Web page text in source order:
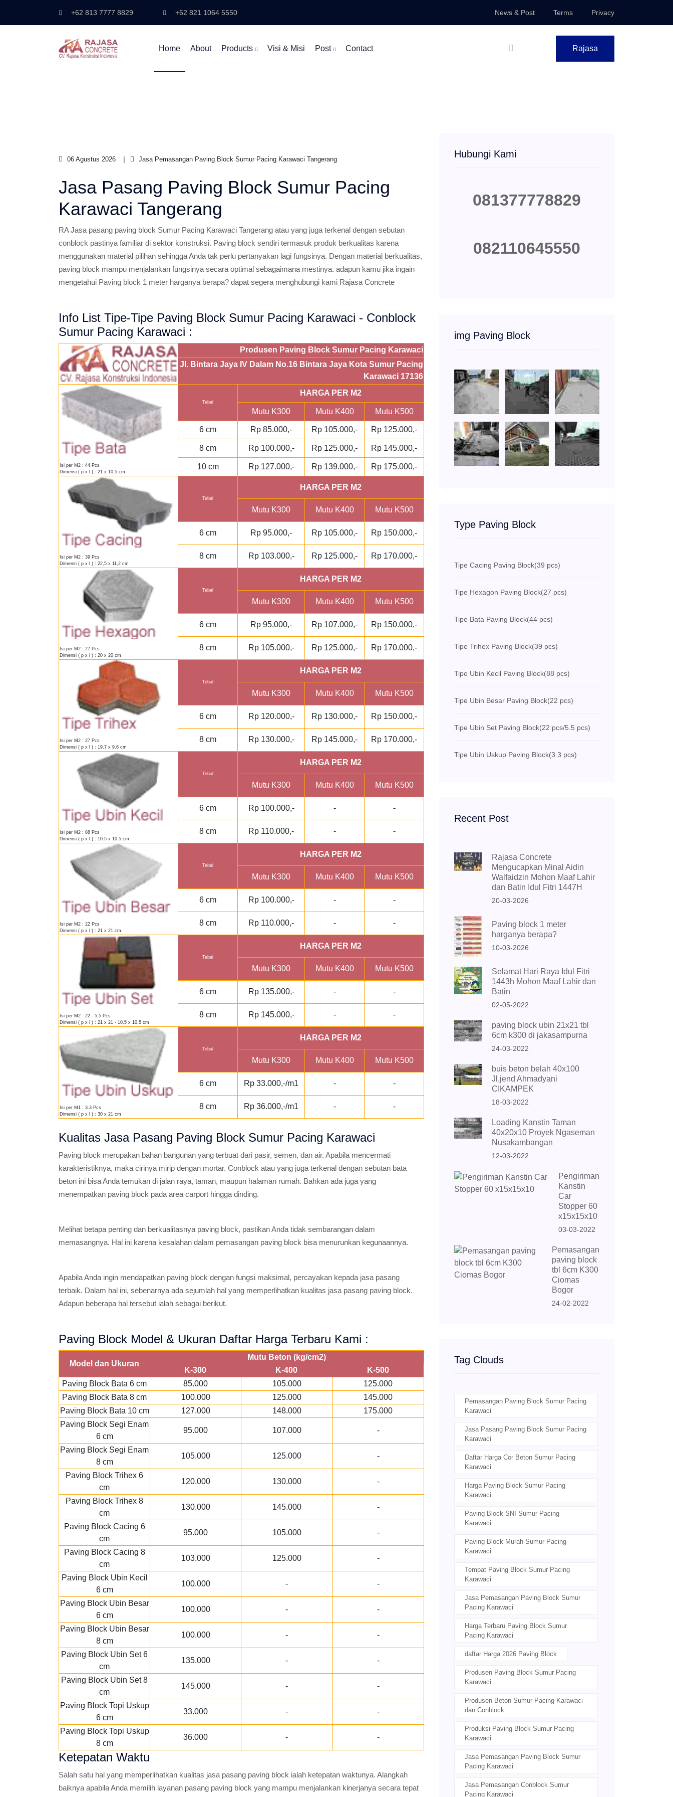
+62 813 7777 8829 +62 821 1064 5550 News & Post Terms Privacy
Home About Products Visi & Misi Post Contact Rajasa
06 Agustus 2026 Jasa Pemasangan Paving Block Sumur Pacing Karawaci Tangerang
Jasa Pasang Paving Block Sumur Pacing
Karawaci Tangerang
RA Jasa pasang paving block Sumur Pacing Karawaci Tangerang atau yang juga terkenal dengan sebutan
conblock pastinya familiar di sektor konstruksi. Paving block sendiri termasuk produk berkualitas karena
menggunakan material pilihan sehingga Anda tak perlu pertanyakan lagi fungsinya. Dengan material berkualitas,
paving block mampu menjalankan fungsinya secara optimal sebagaimana mestinya. adapun kamu jika ingain
mengetahui Paving block 1 meter harganya berapa? dapat segera menghubungi kami Rajasa Concrete
Info List Tipe-Tipe Paving Block Sumur Pacing Karawaci - Conblock
Sumur Pacing Karawaci :
Produsen Paving Block Sumur Pacing Karawaci
Jl. Bintara Jaya IV Dalam No.16 Bintara Jaya Kota Sumur Pacing
Karawaci 17136
Isi per M2 : 44 Pcs
Dimensi ( p x l ) : 21 x 10,5 cm
Tebal
HARGA PER M2
Mutu K300 Mutu K400 Mutu K500
6 cm Rp 85.000,- Rp 105.000,- Rp 125.000,-
8 cm Rp 100.000,- Rp 125.000,- Rp 145.000,-
10 cm Rp 127.000,- Rp 139.000,- Rp 175.000,-
Isi per M2 : 39 Pcs
Dimensi ( p x l ) : 22,5 x 11,2 cm
Tebal
HARGA PER M2
Mutu K300 Mutu K400 Mutu K500
6 cm Rp 95.000,- Rp 105.000,- Rp 150.000,-
8 cm Rp 103.000,- Rp 125.000,- Rp 170.000,-
Isi per M2 : 27 Pcs
Dimensi ( p x l ) : 20 x 20 cm
Tebal
HARGA PER M2
Mutu K300 Mutu K400 Mutu K500
6 cm Rp 95.000,- Rp 107.000,- Rp 150.000,-
8 cm Rp 105.000,- Rp 125.000,- Rp 170.000,-
Isi per M2 : 27 Pcs
Dimensi ( p x l ) : 19.7 x 9.6 cm
Tebal
HARGA PER M2
Mutu K300 Mutu K400 Mutu K500
6 cm Rp 120.000,- Rp 130.000,- Rp 150.000,-
8 cm Rp 130.000,- Rp 145.000,- Rp 170.000,-
Isi per M2 : 88 Pcs
Dimensi ( p x l ) : 10.5 x 10.5 cm
Tebal
HARGA PER M2
Mutu K300 Mutu K400 Mutu K500
6 cm Rp 100.000,- - -
8 cm Rp 110.000,- - -
Isi per M2 : 22 Pcs
Dimensi ( p x l ) : 21 x 21 cm
Tebal
HARGA PER M2
Mutu K300 Mutu K400 Mutu K500
6 cm Rp 100.000,- - -
8 cm Rp 110.000,- - -
Isi per M2 : 22 - 5.5 Pcs
Dimensi ( p x l ) : 21 x 21 - 10,5 x 10,5 cm
Tebal
HARGA PER M2
Mutu K300 Mutu K400 Mutu K500
6 cm Rp 135.000,- - -
8 cm Rp 145.000,- - -
Isi per M1 : 3.3 Pcs
Dimensi ( p x l ) : 30 x 21 cm
Tebal
HARGA PER M2
Mutu K300 Mutu K400 Mutu K500
6 cm Rp 33.000,-/m1 - -
8 cm Rp 36.000,-/m1 - -
Kualitas Jasa Pasang Paving Block Sumur Pacing Karawaci
Paving block merupakan bahan bangunan yang terbuat dari pasir, semen, dan air. Apabila mencermati
karakteristiknya, maka cirinya mirip dengan mortar. Conblock atau yang juga terkenal dengan sebutan bata
beton ini bisa Anda temukan di jalan raya, taman, maupun halaman rumah. Bahkan ada juga yang
menempatkan paving block pada area carport hingga dinding.
Melihat betapa penting dan berkualitasnya paving block, pastikan Anda tidak sembarangan dalam
memasangnya. Hal ini karena kesalahan dalam pemasangan paving block bisa menurunkan kegunaannya.
Apabila Anda ingin mendapatkan paving block dengan fungsi maksimal, percayakan kepada jasa pasang
terbaik. Dalam hal ini, sebenarnya ada sejumlah hal yang memperlihatkan kualitas jasa pasang paving block.
Adapun beberapa hal tersebut ialah sebagai berikut.
Paving Block Model & Ukuran Daftar Harga Terbaru Kami :
Model dan Ukuran
Mutu Beton (kg/cm2)
K-300
K-400
K-500
Paving Block Bata 6 cm
85.000 105.000
125.000
Paving Block Bata 8 cm
100.000 125.000
145.000
Paving Block Bata 10 cm
127.000 148.000
175.000
Paving Block Segi Enam
6 cm
95.000 107.000 -
Paving Block Segi Enam
8 cm
105.000 125.000 -
Paving Block Trihex 6
cm
120.000 130.000 -
Paving Block Trihex 8
cm
130.000 145.000 -
Paving Block Cacing 6
cm
95.000 105.000 -
Paving Block Cacing 8
cm
103.000 125.000 -
Paving Block Ubin Kecil
6 cm
100.000 - -
Paving Block Ubin Besar
6 cm
100.000 - -
Paving Block Ubin Besar
8 cm
100.000 - -
Paving Block Ubin Set 6
cm
135.000 - -
Paving Block Ubin Set 8
cm
145.000 - -
Paving Block Topi Uskup
6 cm
33.000 - -
Paving Block Topi Uskup
8 cm
36.000 - -
Ketepatan Waktu
Salah satu hal yang memperlihatkan kualitas jasa pasang paving block ialah ketepatan waktunya. Alangkah
baiknya apabila Anda memilih layanan pasang paving block yang mampu menjalankan kinerjanya secara tepat
Hubungi Kami
081377778829
082110645550
img Paving Block
Type Paving Block
Tipe Cacing Paving Block(39 pcs)
Tipe Hexagon Paving Block(27 pcs)
Tipe Bata Paving Block(44 pcs)
Tipe Trihex Paving Block(39 pcs)
Tipe Ubin Kecil Paving Block(88 pcs)
Tipe Ubin Besar Paving Block(22 pcs)
Tipe Ubin Set Paving Block(22 pcs/5.5 pcs)
Tipe Ubin Uskup Paving Block(3.3 pcs)
Recent Post
Rajasa Concrete
Mengucapkan Minal Aidin
Walfaidzin Mohon Maaf Lahir
dan Batin Idul Fitri 1447H
20-03-2026
Paving block 1 meter
harganya berapa?
10-03-2026
Selamat Hari Raya Idul Fitri
1443h Mohon Maaf Lahir dan
Batin
02-05-2022
paving block ubin 21x21 tbl
6cm k300 di jakasampurna
24-03-2022
buis beton belah 40x100
Jl.jend Ahmadyani
CIKAMPEK
18-03-2022
Loading Kanstin Taman
40x20x10 Proyek Ngaseman
Nusakambangan
12-03-2022
Pengiriman
Kanstin
Car
Stopper 60
x15x15x10
03-03-2022
Pemasangan
paving block
tbl 6cm K300
Ciomas
Bogor
24-02-2022
Tag Clouds
Pemasangan Paving Block Sumur Pacing
Karawaci
Jasa Pasang Paving Block Sumur Pacing
Karawaci
Daftar Harga Cor Beton Sumur Pacing
Karawaci
Harga Paving Block Sumur Pacing
Karawaci
Paving Block SNI Sumur Pacing
Karawaci
Paving Block Murah Sumur Pacing
Karawaci
Tempat Paving Block Sumur Pacing
Karawaci
Jasa Pemasangan Paving Block Sumur
Pacing Karawaci
Harga Terbaru Paving Block Sumur
Pacing Karawaci
daftar Harga 2026 Paving Block
Produsen Paving Block Sumur Pacing
Karawaci
Produsen Beton Sumur Pacing Karawaci
dan Conblock
Produksi Paving Block Sumur Pacing
Karawaci
Jasa Pemasangan Paving Block Sumur
Pacing Karawaci
Jasa Pemasangan Conblock Sumur
Pacing Karawaci